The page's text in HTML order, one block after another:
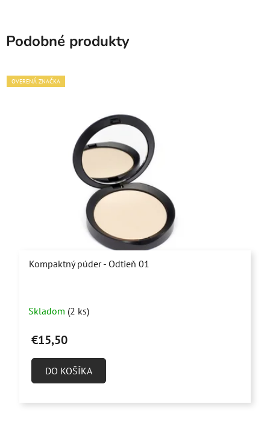
Podobné produkty
OVERENÁ ZNAČKA
Kompaktný púder - Odtieň 01
hodnotenie
produktu
z
Skladom (2 ks)
€15,50
DO KOŠÍKA